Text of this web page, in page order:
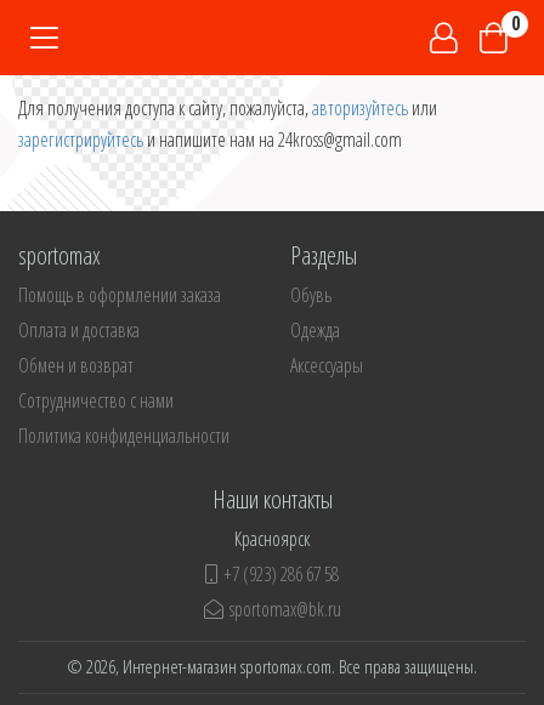
0
Для получения доступа к сайту, пожалуйста,авторизуйтесьили
зарегистрируйтесьи напишите нам на 24kross@gmail.com
sportomax
Помощь в оформлении заказа
Оплата и доставка
Обмен и возврат
Сотрудничество с нами
Политика конфиденциальности
Разделы
Обувь
Одежда
Аксессуары
Наши контакты
Красноярск
+7 (923) 286 67 58
sportomax@bk.ru
© 2026, Интернет-магазин sportomax.com. Все права защищены.